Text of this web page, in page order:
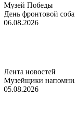
Музей Победы
День фронтовой
06.08.2026
Лента новостей
Музейщики
05.08.2026